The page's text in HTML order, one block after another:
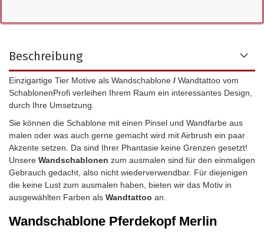
Beschreibung
Einzigartige Tier Motive als Wandschablone / Wandtattoo vom
SchablonenProfi verleihen Ihrem Raum ein interessantes Design,
durch Ihre Umsetzung.
Sie können die Schablone mit einen Pinsel und Wandfarbe aus
malen oder was auch gerne gemacht wird mit Airbrush ein paar
Akzente setzen. Da sind Ihrer Phantasie keine Grenzen gesetzt!
Unsere Wandschablonen zum ausmalen sind für den einmaligen
Gebrauch gedacht, also nicht wiederverwendbar. Für diejenigen
die keine Lust zum ausmalen haben, bieten wir das Motiv in
ausgewählten Farben als Wandtattoo an.
Wandschablone Pferdekopf Merlin